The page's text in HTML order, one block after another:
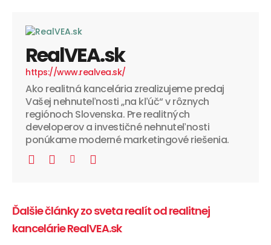
RealVEA.sk
https://www.realvea.sk/
Ako realitná kancelária zrealizujeme predaj
Vašej nehnuteľnosti „na kľúč“ v rôznych
regiónoch Slovenska. Pre realitných
developerov a investičné nehnuteľnosti
ponúkame moderné marketingové riešenia.
Ďalšie články zo sveta realít od realitnej
kancelárie RealVEA.sk